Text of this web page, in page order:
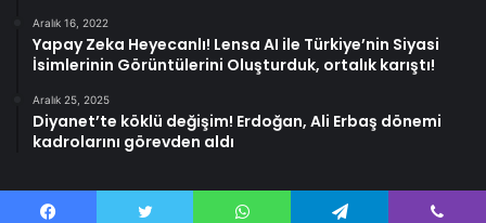
Aralık 16, 2022
Yapay Zeka Heyecanlı! Lensa AI ile Türkiye’nin Siyasi
İsimlerinin Görüntülerini Oluşturduk, ortalık karıştı!
Aralık 25, 2025
Diyanet’te köklü değişim! Erdoğan, Ali Erbaş dönemi
kadrolarını görevden aldı